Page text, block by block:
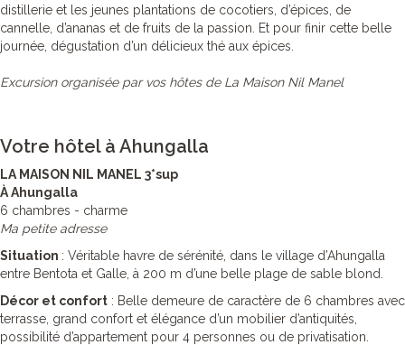
distillerie et les jeunes plantations de cocotiers, d’épices, de
cannelle, d’ananas et de fruits de la passion. Et pour finir cette belle
journée, dégustation d’un délicieux thé aux épices.
Excursion organisée par vos hôtes de La Maison Nil Manel
Votre hôtel à Ahungalla
LA MAISON NIL MANEL 3*sup
À Ahungalla
6 chambres - charme
Ma petite adresse
Situation : Véritable havre de sérénité, dans le village d’Ahungalla
entre Bentota et Galle, à 200 m d’une belle plage de sable blond.
Décor et confort : Belle demeure de caractère de 6 chambres avec
terrasse, grand confort et élégance d’un mobilier d’antiquités,
possibilité d’appartement pour 4 personnes ou de privatisation.